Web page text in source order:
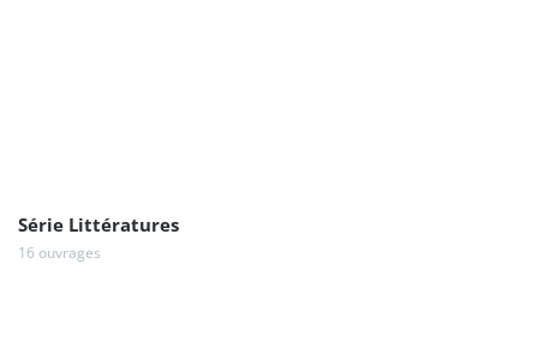
Série Littératures
16 ouvrages